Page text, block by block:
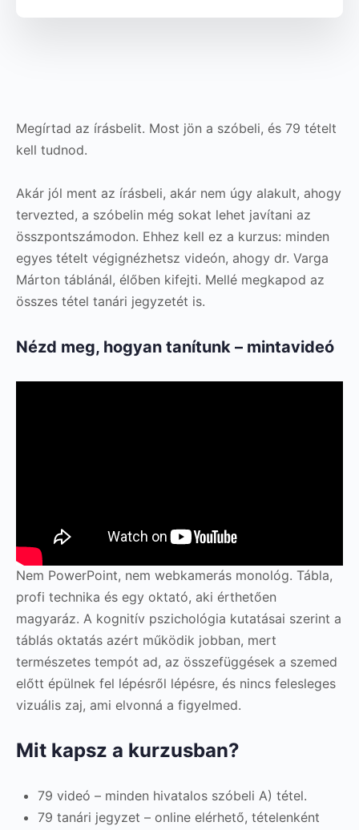
Megírtad az írásbelit. Most jön a szóbeli, és 79 tételt
kell tudnod.
Akár jól ment az írásbeli, akár nem úgy alakult, ahogy
tervezted, a szóbelin még sokat lehet javítani az
összpontszámodon. Ehhez kell ez a kurzus: minden
egyes tételt végignézhetsz videón, ahogy dr. Varga
Márton táblánál, élőben kifejti. Mellé megkapod az
összes tétel tanári jegyzetét is.
Nézd meg, hogyan tanítunk – mintavideó
Nem PowerPoint, nem webkamerás monológ. Tábla,
profi technika és egy oktató, aki érthetően
magyaráz. A kognitív pszichológia kutatásai szerint a
táblás oktatás azért működik jobban, mert
természetes tempót ad, az összefüggések a szemed
előtt épülnek fel lépésről lépésre, és nincs felesleges
vizuális zaj, ami elvonná a figyelmed.
Mit kapsz a kurzusban?
79 videó – minden hivatalos szóbeli A) tétel.
79 tanári jegyzet – online elérhető, tételenként